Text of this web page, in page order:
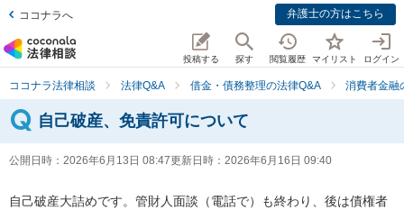
ココナラへ 弁護士の方はこちら
投稿する 探す 閲覧履歴 マイリスト ログイン
ココナラ法律相談 法律Q&A 借金・債務整理の法律Q&A 消費者金融
自己破産、免責許可について
公開日時： 2026年6月13日 08:47更新日時： 2026年6月16日 09:40
自己破産大詰めです。管財人面談（電話で）も終わり、後は債権者